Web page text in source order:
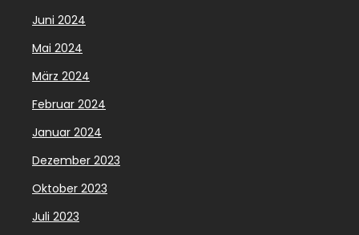
Juni 2024
Mai 2024
März 2024
Februar 2024
Januar 2024
Dezember 2023
Oktober 2023
Juli 2023